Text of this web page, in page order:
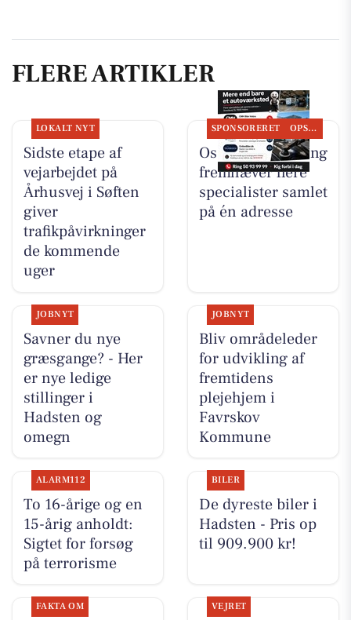
FLERE ARTIKLER
LOKALT NYT
Sidste etape af
vejarbejdet på
Århusvej i Søften
giver
trafikpåvirkninger
de kommende
uger
SPONSORERET OPSLAGSTAVLEN
Oscar Biludlejning
fremhæver flere
specialister samlet
på én adresse
JOBNYT
Savner du nye
græsgange? - Her
er nye ledige
stillinger i
Hadsten og
omegn
JOBNYT
Bliv områdeleder
for udvikling af
fremtidens
plejehjem i
Favrskov
Kommune
ALARM112
To 16-årige og en
15-årig anholdt:
Sigtet for forsøg
på terrorisme
BILER
De dyreste biler i
Hadsten - Pris op
til 909.900 kr!
FAKTA OM VEJRET